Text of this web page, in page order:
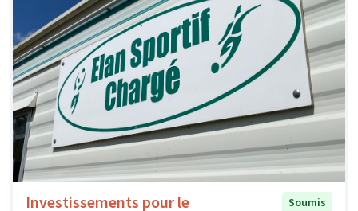
Investissements pour le
Soumis